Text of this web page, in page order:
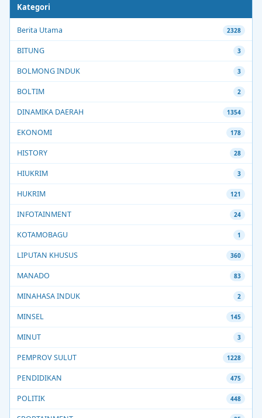
Kategori
Berita Utama 2328
BITUNG 3
BOLMONG INDUK 3
BOLTIM 2
DINAMIKA DAERAH 1354
EKONOMI 178
HISTORY 28
HIUKRIM 3
HUKRIM 121
INFOTAINMENT 24
KOTAMOBAGU 1
LIPUTAN KHUSUS 360
MANADO 83
MINAHASA INDUK 2
MINSEL 145
MINUT 3
PEMPROV SULUT 1228
PENDIDIKAN 475
POLITIK 448